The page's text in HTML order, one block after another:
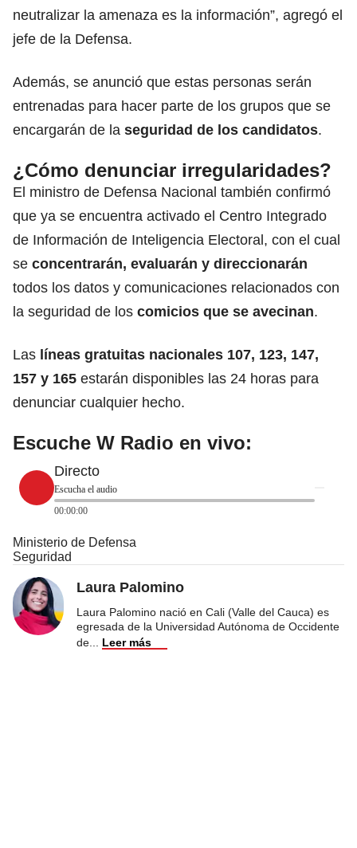
neutralizar la amenaza es la información”, agregó el
jefe de la Defensa.
Además, se anunció que estas personas serán
entrenadas para hacer parte de los grupos que se
encargarán de la seguridad de los candidatos.
¿Cómo denunciar irregularidades?
El ministro de Defensa Nacional también confirmó
que ya se encuentra activado el Centro Integrado
de Información de Inteligencia Electoral, con el cual
se concentrarán, evaluarán y direccionarán
todos los datos y comunicaciones relacionados con
la seguridad de los comicios que se avecinan.
Las líneas gratuitas nacionales 107, 123, 147,
157 y 165 estarán disponibles las 24 horas para
denunciar cualquier hecho.
Escuche W Radio en vivo:
Directo
Escucha el audio
00:00:00
Ministerio de Defensa
Seguridad
Laura Palomino
Laura Palomino nació en Cali (Valle del Cauca) es
egresada de la Universidad Autónoma de Occidente
de
Leer más